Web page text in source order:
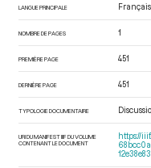
LANGUE PRINCIPALE Français
NOMBRE DE PAGES 1
PREMIÈRE PAGE 451
DERNIÈRE PAGE 451
TYPOLOGIE DOCUMENTAIRE
URI DU MANIFEST IIIF DU VOLUME
CONTENANT LE DOCUMENT
https://